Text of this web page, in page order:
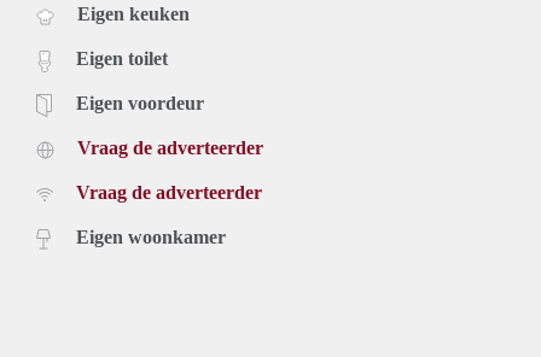
Eigen keuken
Eigen toilet
Eigen voordeur
Vraag de adverteerder
Vraag de adverteerder
Eigen woonkamer